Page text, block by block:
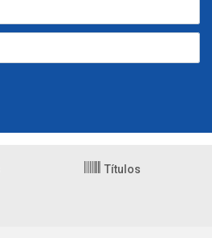
Títulos